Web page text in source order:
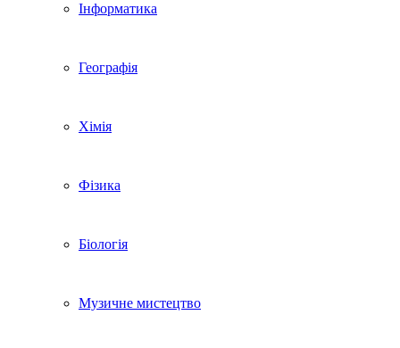
Інформатика
Географія
Хімія
Фізика
Біологія
Музичне мистецтво